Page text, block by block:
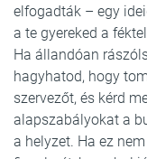
elfogadták – egy
a te gyereked a
Ha állandóan
hagyhatod, hogy
szervezőt, és kérd
alapszabályokat a
a helyzet. Ha ez